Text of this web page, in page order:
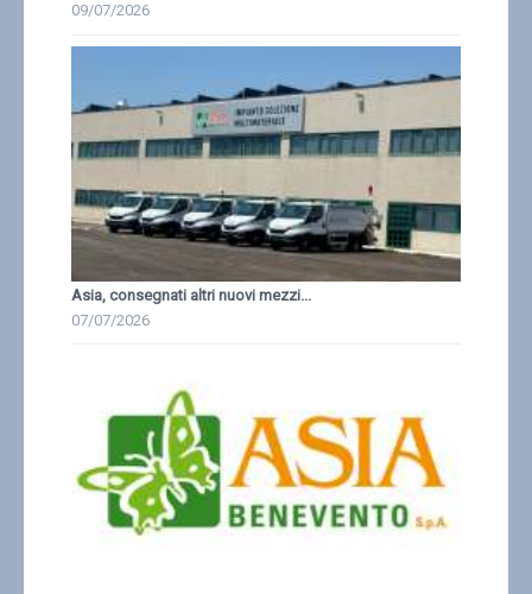
09/07/2026
Asia, consegnati altri nuovi mezzi...
07/07/2026